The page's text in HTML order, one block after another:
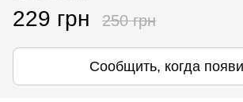
229 грн 250 грн
Сообщить, когда